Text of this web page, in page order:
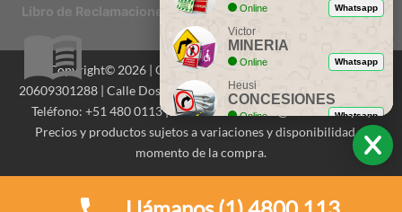
Libro de Reclamaciones
Copyright© 2026 | CCIMA Señalizaciones S.A.C. | RUC:
20609301288 | Calle Dos de Mayo 516, Of. 201, Miraflores, Lima |
Teléfono: +51 480 0113 | Email: contactenos@ccima.com.pe |
Precios y productos sujetos a variaciones y disponibilidad al
momento de la compra.
Online Whatsapp
Victor
MINERIA
Online Whatsapp
Heusi
CONCESIONES
Online Whatsapp
Ing. Dionicio
ASESORIA